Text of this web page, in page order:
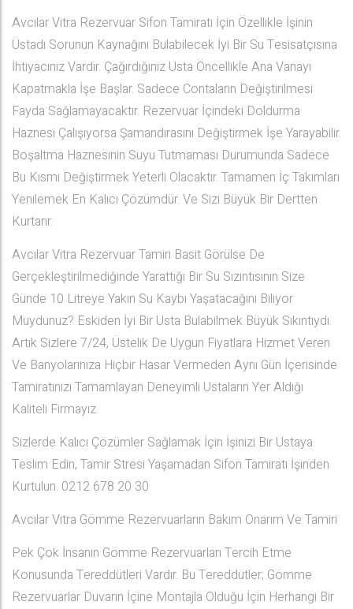
Avcılar Vitra Rezervuar Sifon Tamiratı İçin Özellikle İşinin
Üstadı Sorunun Kaynağını Bulabilecek İyi Bir Su Tesisatçısına
İhtiyacınız Vardır. Çağırdığınız Usta Öncellikle Ana Vanayı
Kapatmakla İşe Başlar. Sadece Contaların Değiştirilmesi
Fayda Sağlamayacaktır. Rezervuar İçindeki Doldurma
Haznesi Çalışıyorsa Şamandırasını Değiştirmek İşe Yarayabilir.
Boşaltma Haznesinin Suyu Tutmaması Durumunda Sadece
Bu Kısmı Değiştirmek Yeterli Olacaktır. Tamamen İç Takımları
Yenilemek En Kalıcı Çözümdür. Ve Sizi Büyük Bir Dertten
Kurtarır.
Avcılar Vitra Rezervuar Tamiri Basit Görülse De
Gerçekleştirilmediğinde Yarattığı Bir Su Sızıntısının Size
Günde 10 Litreye Yakın Su Kaybı Yaşatacağını Biliyor
Muydunuz? Eskiden İyi Bir Usta Bulabilmek Büyük Sıkıntıydı.
Artık Sizlere 7/24, Üstelik De Uygun Fiyatlara Hizmet Veren
Ve Banyolarınıza Hiçbir Hasar Vermeden Aynı Gün İçerisinde
Tamiratınızı Tamamlayan Deneyimli Ustaların Yer Aldığı
Kaliteli Firmayız.
Sizlerde Kalıcı Çözümler Sağlamak İçin İşinizi Bir Ustaya
Teslim Edin, Tamir Stresi Yaşamadan Sifon Tamiratı İşinden
Kurtulun. 0212 678 20 30
Avcılar Vitra Gömme Rezervuarların Bakım Onarım Ve Tamiri
Pek Çok İnsanın Gömme Rezervuarları Tercih Etme
Konusunda Tereddütleri Vardır. Bu Tereddütler; Gömme
Rezervuarlar Duvarın İçine Montajla Olduğu İçin Herhangi Bir